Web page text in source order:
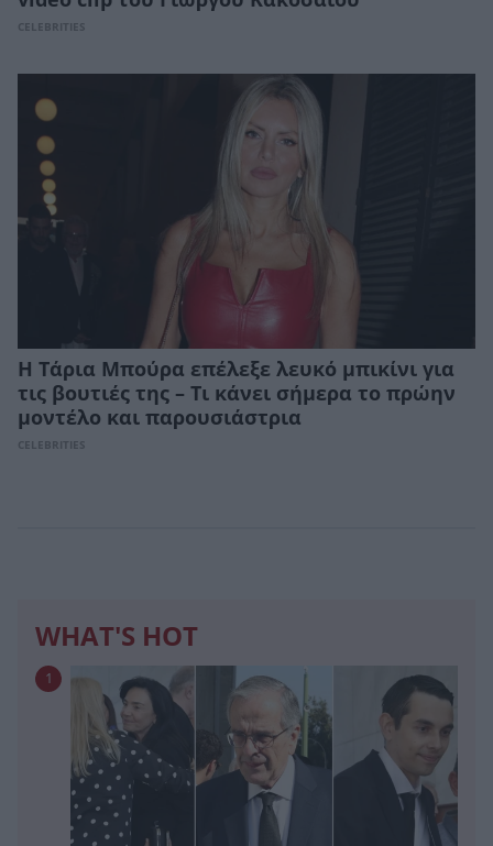
CELEBRITIES
Η Τάρια Μπούρα επέλεξε λευκό μπικίνι για
τις βουτιές της – Τι κάνει σήμερα το πρώην
μοντέλο και παρουσιάστρια
CELEBRITIES
WHAT'S HOT
1